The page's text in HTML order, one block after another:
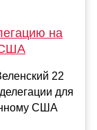
на
США
22
для
США